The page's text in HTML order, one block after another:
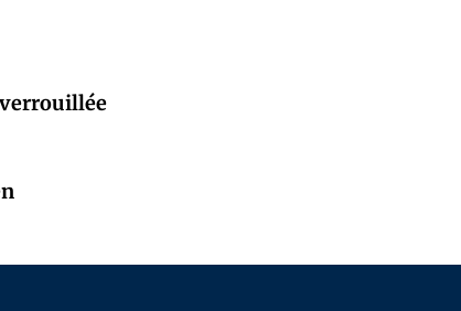
verrouillée